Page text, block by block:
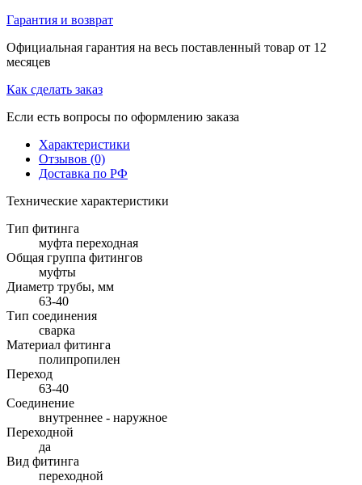
Гарантия и возврат
Официальная гарантия на весь поставленный товар от 12
месяцев
Как сделать заказ
Если есть вопросы по оформлению заказа
Характеристики
Отзывов (0)
Доставка по РФ
Технические характеристики
Тип фитинга
муфта переходная
Общая группа фитингов
муфты
Диаметр трубы, мм
63-40
Тип соединения
сварка
Материал фитинга
полипропилен
Переход
63-40
Соединение
внутреннее - наружное
Переходной
да
Вид фитинга
переходной